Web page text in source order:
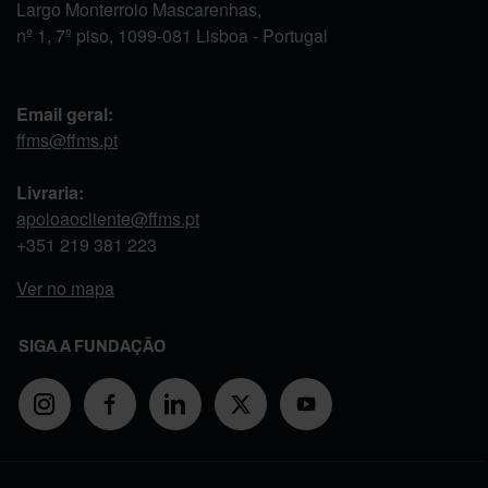
Largo Monterroio Mascarenhas,
nº 1, 7º piso, 1099-081 Lisboa - Portugal
Email geral:
ffms@ffms.pt
Livraria:
apoioaocliente@ffms.pt
+351 219 381 223
Ver no mapa
SIGA A FUNDAÇÃO